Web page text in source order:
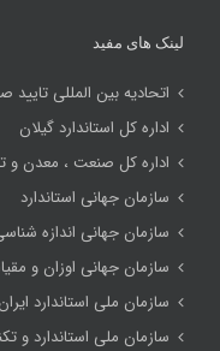
لینک های مفید
اتحادیه بین المللی
اداره کل استاندارد گیلان
اداره کل صنعت ، معدن و
سازمان جهانی استاندارد
سازمان جهانی اندازه
سازمان جهانی اوزان و
سازمان ملی استاندارد ایران
سازمان ملی استاندارد و